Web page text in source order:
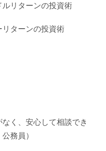
ルリターンの投資術
リターンの投資術
なく、安心して相談でき
務員）